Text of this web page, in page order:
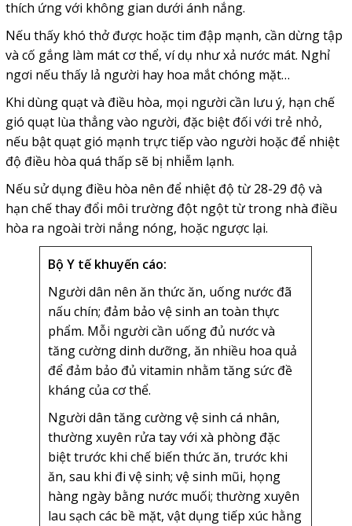
thích ứng với không gian dưới ánh nắng.
Nếu thấy khó thở được hoặc tim đập mạnh, cần dừng tập
và cố gắng làm mát cơ thể, ví dụ như xả nước mát. Nghỉ
ngơi nếu thấy lả người hay hoa mắt chóng mặt…
Khi dùng quạt và điều hòa, mọi người cần lưu ý, hạn chế
gió quạt lùa thẳng vào người, đặc biệt đối với trẻ nhỏ,
nếu bật quạt gió mạnh trực tiếp vào người hoặc để nhiệt
độ điều hòa quá thấp sẽ bị nhiễm lạnh.
Nếu sử dụng điều hòa nên để nhiệt độ từ 28-29 độ và
hạn chế thay đổi môi trường đột ngột từ trong nhà điều
hòa ra ngoài trời nắng nóng, hoặc ngược lại.
Bộ Y tế khuyến cáo:
Người dân nên ăn thức ăn, uống nước đã
nấu chín; đảm bảo vệ sinh an toàn thực
phẩm. Mỗi người cần uống đủ nước và
tăng cường dinh dưỡng, ăn nhiều hoa quả
để đảm bảo đủ vitamin nhằm tăng sức đề
kháng của cơ thể.
Người dân tăng cường vệ sinh cá nhân,
thường xuyên rửa tay với xà phòng đặc
biệt trước khi chế biến thức ăn, trước khi
ăn, sau khi đi vệ sinh; vệ sinh mũi, họng
hàng ngày bằng nước muối; thường xuyên
lau sạch các bề mặt, vật dụng tiếp xúc hằng